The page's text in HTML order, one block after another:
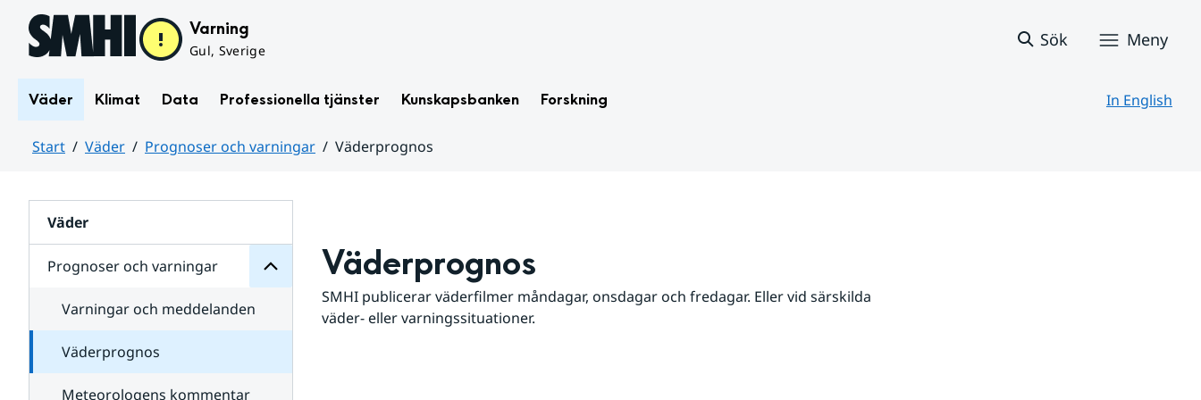
Hoppa till sidans innehåll Varning
Gul, Sverige
Sök Meny
Väder Klimat Data Professionella tjänster Kunskapsbanken Forskning In English
Start Väder Prognoser och varningar
Väderprognos
Väder
Prognoser och varningar
för
varningar
Varningar och meddelanden
Väderprognos
Meteorologens kommentar
Väderprognos
SMHI publicerar väderfilmer måndagar, onsdagar och fredagar. Eller vid särskilda
väder- eller varningssituationer.